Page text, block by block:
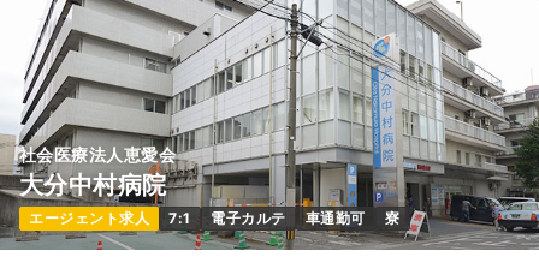
社会医療法人恵愛会
大分中村病院
エージェント求人 7:1 電子カルテ 車通勤可 寮